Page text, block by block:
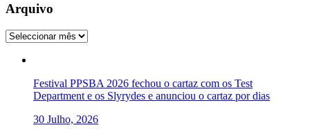
Arquivo
Arquivo
Festival PPSBA 2026 fechou o cartaz com os Test
Department e os Slyrydes e anunciou o cartaz por dias
30 Julho, 2026